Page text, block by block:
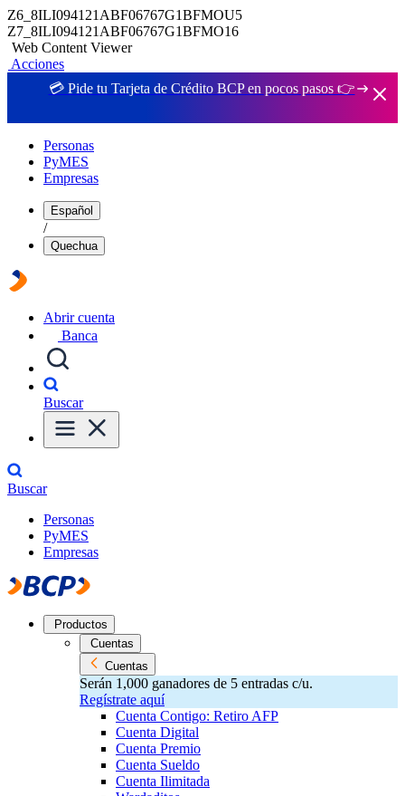
Z6_8ILI094121ABF06767G1BFMOU5
Z7_8ILI094121ABF06767G1BFMO16
Web Content Viewer
Acciones
💳 Pide tu Tarjeta de Crédito BCP en pocos pasos 👉
Personas
PyMES
Empresas
Español
/
Quechua
Abrir cuenta
Banca
Buscar
Buscar
Personas
PyMES
Empresas
Productos
Cuentas
Cuentas
Serán 1,000 ganadores de 5 entradas c/u.
Regístrate aquí
Cuenta Contigo: Retiro AFP
Cuenta Digital
Cuenta Premio
Cuenta Sueldo
Cuenta Ilimitada